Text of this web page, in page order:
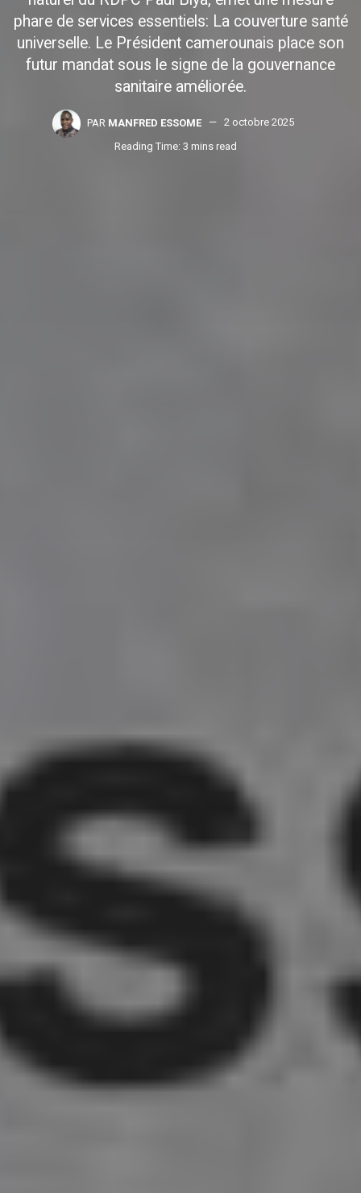
phare de services essentiels: La couverture santé
universelle. Le Président camerounais place son
futur mandat sous le signe de la gouvernance
sanitaire améliorée.
PAR MANFRED ESSOME
2 octobre 2025
Reading Time: 3 mins read